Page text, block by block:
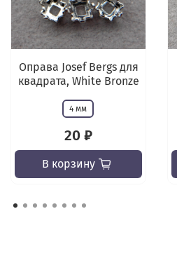
Оправа Josef Bergs для
квадрата, White Bronze
4 мм
20 ₽
В корзину